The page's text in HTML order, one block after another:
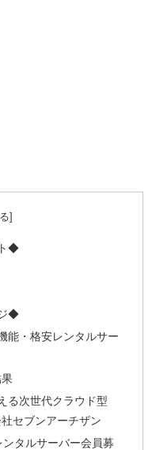
◆
◆
能・格安レンタルサー
る次世代クラウド型
セブンアーチザン
ンタルサーバー会員募